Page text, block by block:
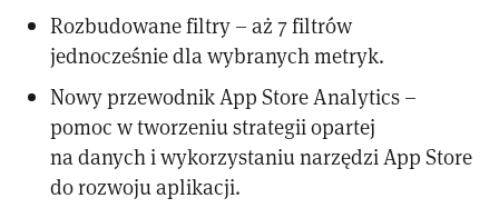
Rozbudowane filtry – aż 7 filtrów
jednocześnie dla wybranych metryk.
Nowy przewodnik App Store Analytics –
pomoc w tworzeniu strategii opartej
na danych i wykorzystaniu narzędzi App Store
do rozwoju aplikacji.